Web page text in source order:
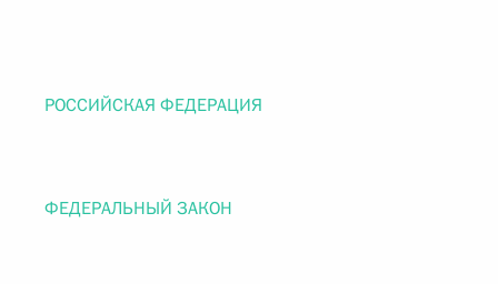
РОССИЙСКАЯ ФЕДЕРАЦИЯ
ФЕДЕРАЛЬНЫЙ ЗАКОН